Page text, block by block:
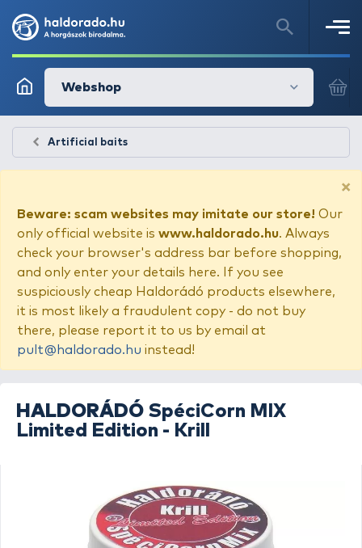
Webshop
Artificial baits
×
Beware: scam websites may imitate our store! Our
only official website is www.haldorado.hu. Always
check your browser's address bar before shopping,
and only enter your details here. If you see
suspiciously cheap Haldorádó products elsewhere,
it is most likely a fraudulent copy - do not buy
there, please report it to us by email at
pult@haldorado.hu instead!
HALDORÁDÓ SpéciCorn MIX
Limited Edition - Krill